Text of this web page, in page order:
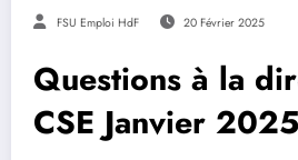
FSU Emploi HdF 20 Février 2025
Questions à la
CSE Janvier 2025